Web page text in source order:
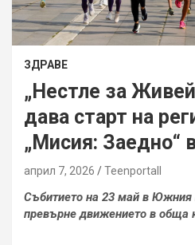
ЗДРАВЕ
„Нестле за
дава старт на
„Мисия: Заедно“
април 7, 2026 Teenportall
Събитието на 23 май в
превърне движението в обща